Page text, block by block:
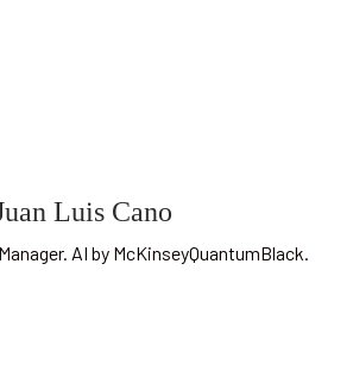
Luis Cano
AI by McKinseyQuantumBlack.